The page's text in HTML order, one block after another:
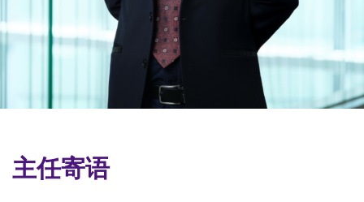
主任寄语